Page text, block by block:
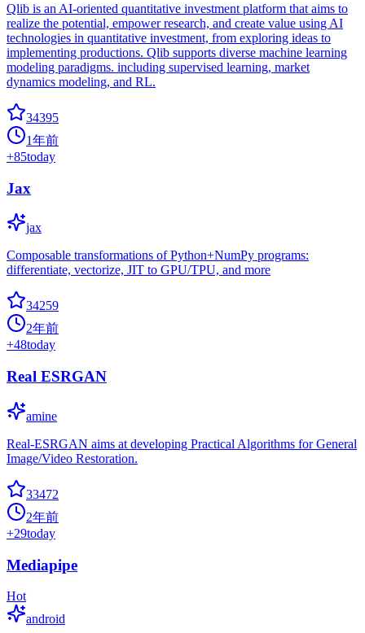
Qlib is an AI-oriented quantitative investment platform that aims to
realize the potential, empower research, and create value using AI
technologies in quantitative investment, from exploring ideas to
implementing productions. Qlib supports diverse machine learning
modeling paradigms. including supervised learning, market
dynamics modeling, and RL.
34395
1年前
+85today
Jax
jax
Composable transformations of Python+NumPy programs:
differentiate, vectorize, JIT to GPU/TPU, and more
34259
2年前
+48today
Real ESRGAN
amine
Real-ESRGAN aims at developing Practical Algorithms for General
Image/Video Restoration.
33472
2年前
+29today
Mediapipe
Hot
android